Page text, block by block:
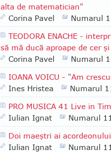
alta de matematician"
Corina Pavel
Numarul
TEODORA ENACHE -
să mă ducă aproape de cer
Corina Pavel
Numarul
IOANA VOICU - "Am
Ines Hristea
Numarul
PRO MUSICA 41 Live in
Iulian Ignat
Numarul
Doi maeştri ai acordeonului
Iulian Ignat
Numarul